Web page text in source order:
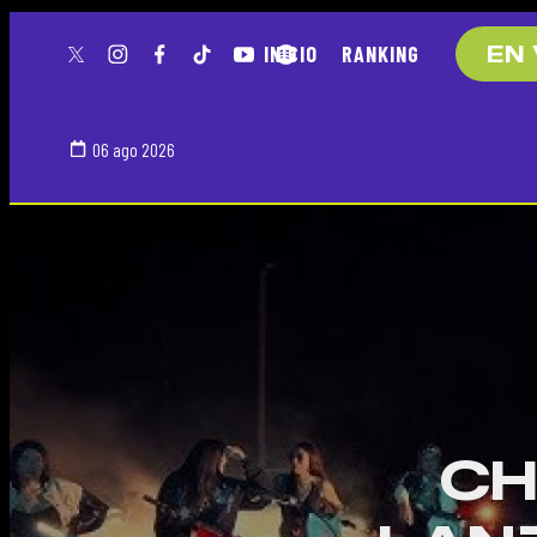
twitterinstagramfacebooktiktokyoutubespotify
INICIO RANKING EN
06 ago 2026